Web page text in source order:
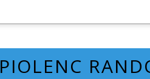
PIOLENC